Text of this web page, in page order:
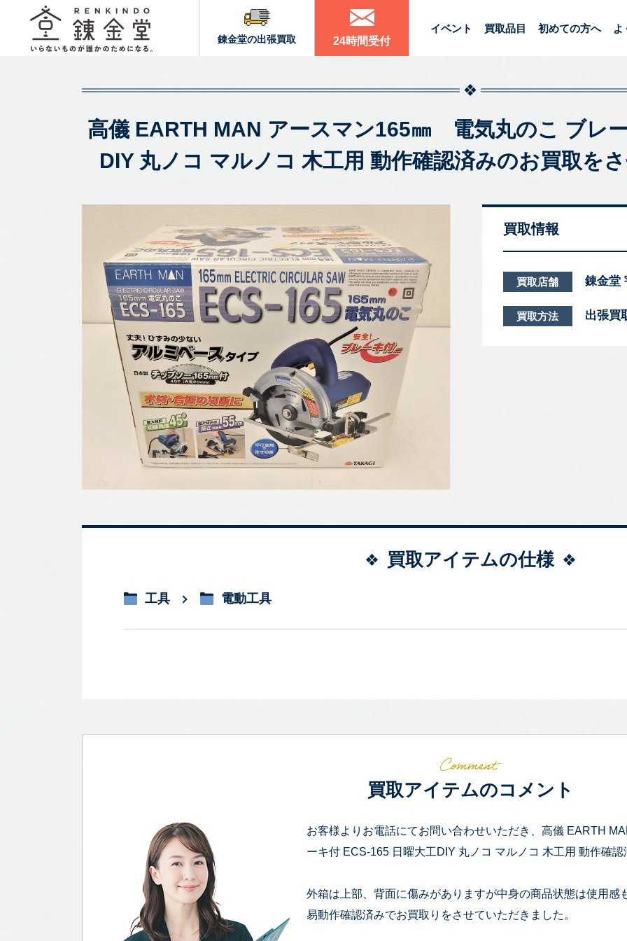
錬金堂の出張買取 24時間受付
イベント 買取品目 初めての方へ よ
高儀 EARTH MAN アースマン165㎜ 電気丸のこ ブレ
DIY 丸ノコ マルノコ 木工用 動作確認済みのお買取を
買取情報
買取店舗 錬金堂
買取方法 出張買
買取アイテムの仕様
工具 電動工具
買取アイテムのコメント
お客様よりお電話にてお問い合わせいただき、高儀 EARTH
ーキ付 ECS-165 日曜大工DIY 丸ノコ マルノコ 木工用 動作確
外箱は上部、背面に傷みがありますが中身の商品状態は使用感
易動作確認済みでお買取りをさせていただきました。